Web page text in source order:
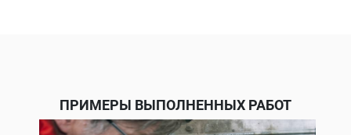
ПРИМЕРЫ ВЫПОЛНЕННЫХ РАБОТ